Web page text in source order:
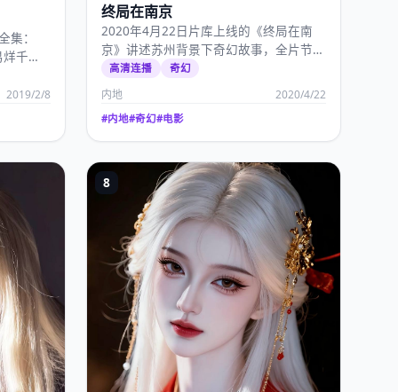
集：
千
2019/2/8
终局在南京
2020年4月22日片库上线的《终局在南
京》讲述苏州背景下奇幻故事，全片节奏
饱满，国产高清影…
高清连播 奇幻
内地 2020/4/22
#内地#奇幻#电影
8